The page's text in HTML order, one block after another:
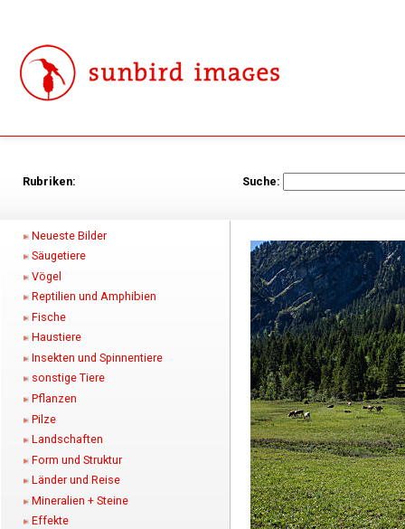
Rubriken: Suche:
Neueste Bilder
Säugetiere
Vögel
Reptilien und Amphibien
Fische
Haustiere
Insekten und Spinnentiere
sonstige Tiere
Pflanzen
Pilze
Landschaften
Form und Struktur
Länder und Reise
Mineralien + Steine
Effekte